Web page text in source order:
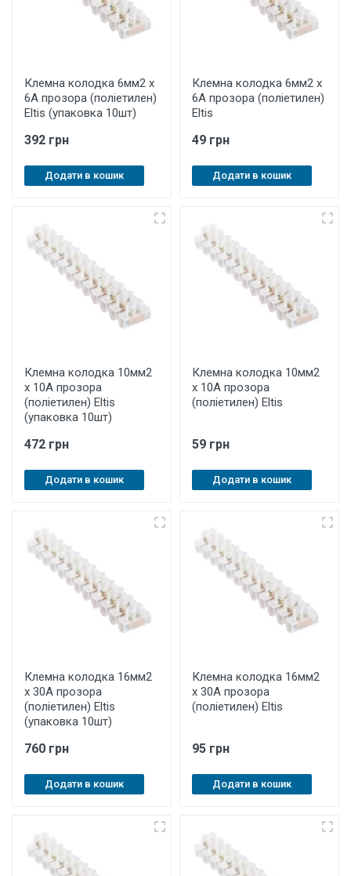
Клемна колодка 6мм2 х
6А прозора (поліетилен)
Eltis (упаковка 10шт)
392 грн
Додати в кошик
Клемна колодка 6мм2 х
6А прозора (поліетилен)
Eltis
49 грн
Додати в кошик
Клемна колодка 10мм2
х 10А прозора
(поліетилен) Eltis
(упаковка 10шт)
472 грн
Додати в кошик
Клемна колодка 10мм2
х 10А прозора
(поліетилен) Eltis
59 грн
Додати в кошик
Клемна колодка 16мм2
х 30А прозора
(поліетилен) Eltis
(упаковка 10шт)
760 грн
Додати в кошик
Клемна колодка 16мм2
х 30А прозора
(поліетилен) Eltis
95 грн
Додати в кошик